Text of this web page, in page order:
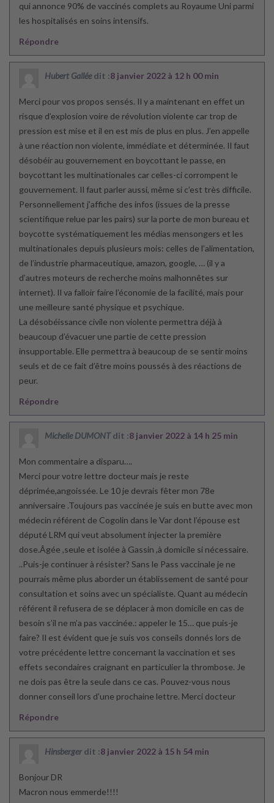
qui annonce 90% de vaccinés complets au Royaume Uni parmi
les hospitalisés en soins intensifs.
Répondre
Hubert Gallée dit :8 janvier 2022 à 12 h 00 min
Merci pour vos propos sensés. Il y a maintenant en effet un
risque d’explosion voire de révolution violente car trop de
pression est mise et il en est mis de plus en plus. J’en appelle
à une réaction non violente, immédiate et déterminée. Il faut
désobéir au gouvernement en boycottant le passe, en
boycottant les multinationales car celles-ci corrompent le
gouvernement. Il faut parler aussi, même si c’est très difficile.
Personnellement j’affiche des infos (issues de la presse
scientifique relue par les pairs) sur la porte de mon bureau et
boycotte systématiquement les médias mensongers et les
multinationales depuis plusieurs mois: celles de l’alimentation,
de l’industrie pharmaceutique, amazon, google, … (il y a
d’autres moteurs de recherche moins malhonnêtes sur
internet). Il va falloir faire l’économie de la facilité, mais pour
une meilleure santé physique et psychique.
La désobéissance civile non violente permettra déjà à
beaucoup d’évacuer une partie de cette pression
insupportable. Elle permettra à beaucoup de se sentir moins
seuls et de ce fait d’être moins poussés à des réactions de
peur.
Répondre
Michelle DUMONT dit :8 janvier 2022 à 14 h 25 min
Mon commentaire a disparu….
Merci pour votre lettre docteur mais je reste
déprimée,angoissée. Le 10 je devrais fêter mon 78e
anniversaire .Toujours pas vaccinée je suis en butte avec mon
médecin référent de Cogolin dans le Var dont l’épouse est
député LRM qui veut absolument injecter la première
dose.Âgée ,seule et isolée à Gassin ,à domicile si nécessaire.
..Puis-je continuer à résister? Sans le Pass vaccinale je ne
pourrais même plus aborder un établissement de santé pour
consultation et soins avec un spécialiste. Quant au médecin
référent il refusera de se déplacer à mon domicile en cas de
besoin s’il ne m’a pas vaccinée.: appeler le 15… que puis-je
faire? Il est évident que je suis vos conseils donnés lors de
votre précédente lettre concernant la vaccination et ses
effets secondaires craignant en particulier la thrombose. Je
ne dois pas être la seule dans ce cas. Pouvez-vous nous
donner conseil lors d’une prochaine lettre. Merci docteur
Répondre
Hinsberger dit :8 janvier 2022 à 15 h 54 min
Bonjour DR
Macron nous emmerde!!!!